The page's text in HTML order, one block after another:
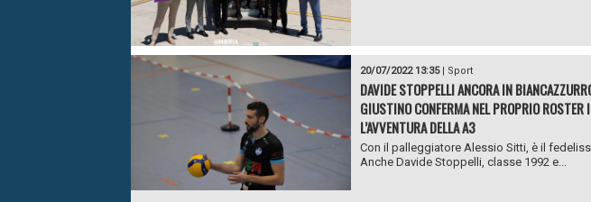
20/07/2022 13:35| Sport
DAVIDE STOPPELLI ANCORA IN
GIUSTINO CONFERMA NEL PROPRIO
L’AVVENTURA DELLA A3
Con il palleggiatore Alessio Sitti, è il
Anche Davide Stoppelli, classe 1992 e...